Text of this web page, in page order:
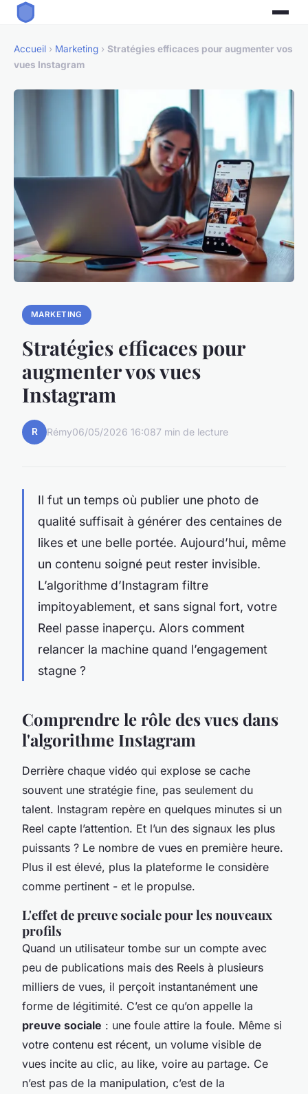
Accueil › Marketing › Stratégies efficaces pour augmenter vos
vues Instagram
MARKETING
Stratégies efficaces pour
augmenter vos vues
Instagram
R Rémy06/05/2026 16:087 min de lecture
Il fut un temps où publier une photo de
qualité suffisait à générer des centaines de
likes et une belle portée. Aujourd’hui, même
un contenu soigné peut rester invisible.
L’algorithme d’Instagram filtre
impitoyablement, et sans signal fort, votre
Reel passe inaperçu. Alors comment
relancer la machine quand l’engagement
stagne ?
Comprendre le rôle des vues dans
l'algorithme Instagram
Derrière chaque vidéo qui explose se cache
souvent une stratégie fine, pas seulement du
talent. Instagram repère en quelques minutes si un
Reel capte l’attention. Et l’un des signaux les plus
puissants ? Le nombre de vues en première heure.
Plus il est élevé, plus la plateforme le considère
comme pertinent - et le propulse.
L'effet de preuve sociale pour les nouveaux
profils
Quand un utilisateur tombe sur un compte avec
peu de publications mais des Reels à plusieurs
milliers de vues, il perçoit instantanément une
forme de légitimité. C’est ce qu’on appelle la
preuve sociale : une foule attire la foule. Même si
votre contenu est récent, un volume visible de
vues incite au clic, au like, voire au partage. Ce
n’est pas de la manipulation, c’est de la